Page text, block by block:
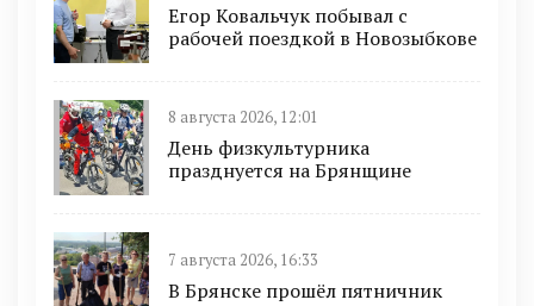
Егор Ковальчук побывал с
рабочей поездкой в Новозыбкове
8 августа 2026, 12:01
День физкультурника
празднуется на Брянщине
7 августа 2026, 16:33
В Брянске прошёл пятничник